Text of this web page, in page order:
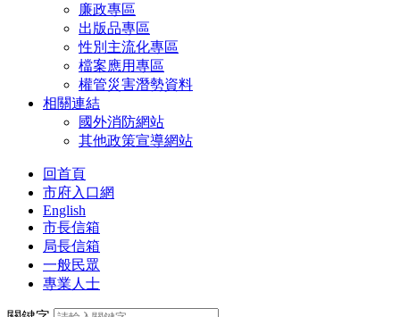
廉政專區
出版品專區
性別主流化專區
檔案應用專區
權管災害潛勢資料
相關連結
國外消防網站
其他政策宣導網站
回首頁
市府入口網
English
市長信箱
局長信箱
一般民眾
專業人士